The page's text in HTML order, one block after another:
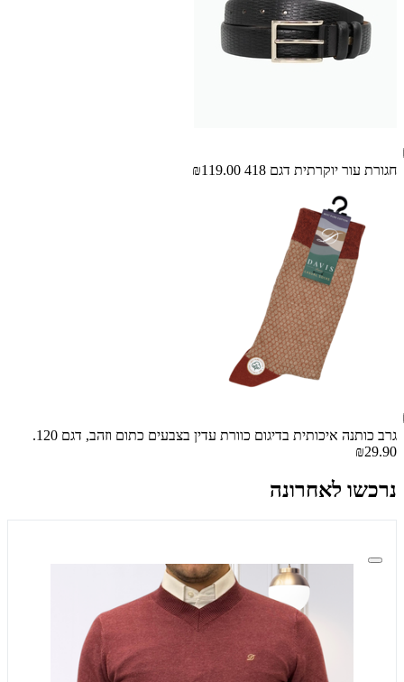
חגורת עור יוקרתית דגם 418 ₪119.00
גרב כותנה איכותית בדיגום כוורת עדין בצבעים כתום וזהב, דגם 120.
₪29.90
נרכשו לאחרונה